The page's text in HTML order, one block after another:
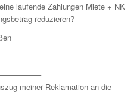
laufende Zahlungen Miete + NK
reduzieren?
meiner Reklamation an die